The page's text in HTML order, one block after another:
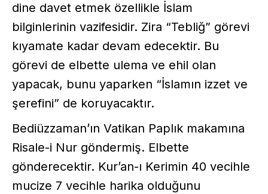
dine davet etmek özellikle İslam
bilginlerinin vazifesidir. Zira “Tebliğ” görevi
kıyamate kadar devam edecektir. Bu
görevi de elbette ulema ve ehil olan
yapacak, bunu yaparken “İslamın izzet ve
şerefini” de koruyacaktır.
Bediüzzaman’ın Vatikan Paplık makamına
Risale-i Nur göndermiş. Elbette
gönderecektir. Kur’an-ı Kerimin 40 vecihle
mucize 7 vecihle harika olduğunu